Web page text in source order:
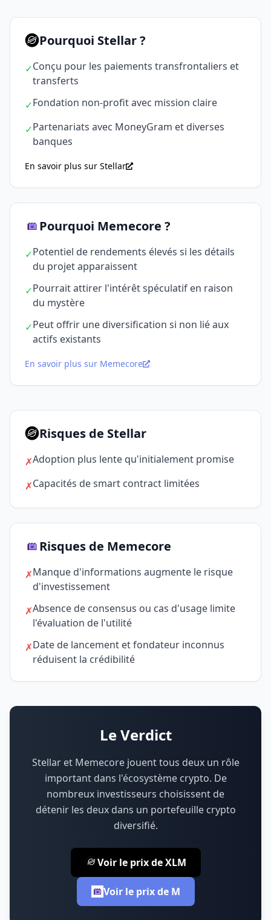
Pourquoi Stellar ?
✓Conçu pour les paiements transfrontaliers et
transferts
✓Fondation non-profit avec mission claire
✓Partenariats avec MoneyGram et diverses
banques
En savoir plus sur Stellar
Pourquoi Memecore ?
✓Potentiel de rendements élevés si les détails
du projet apparaissent
✓Pourrait attirer l'intérêt spéculatif en raison
du mystère
✓Peut offrir une diversification si non lié aux
actifs existants
En savoir plus sur Memecore
Risques de Stellar
✗Adoption plus lente qu'initialement promise
✗Capacités de smart contract limitées
Risques de Memecore
✗Manque d'informations augmente le risque
d'investissement
✗Absence de consensus ou cas d'usage limite
l'évaluation de l'utilité
✗Date de lancement et fondateur inconnus
réduisent la crédibilité
Le Verdict
Stellar et Memecore jouent tous deux un rôle
important dans l'écosystème crypto. De
nombreux investisseurs choisissent de
détenir les deux dans un portefeuille crypto
diversifié.
Voir le prix de XLM
Voir le prix de M